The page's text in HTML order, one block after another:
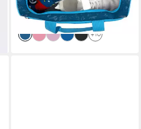
-47%
lieferbar - in 1-2 Werktagen bei dir
+10